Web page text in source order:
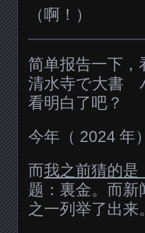
（啊！）
简单报告一下，
清水寺で大書
看明白了吧？
今年（ 2024 年
而我之前猜的是
题：裏金。而新
之一列举了出来。